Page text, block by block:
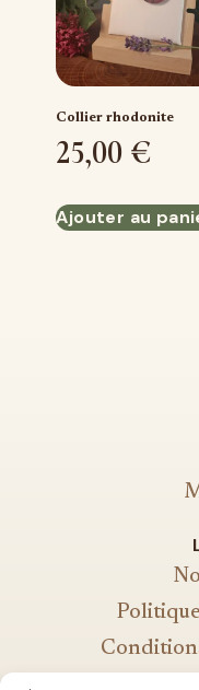
Collier rhodonite
25,00 €
Ajouter au